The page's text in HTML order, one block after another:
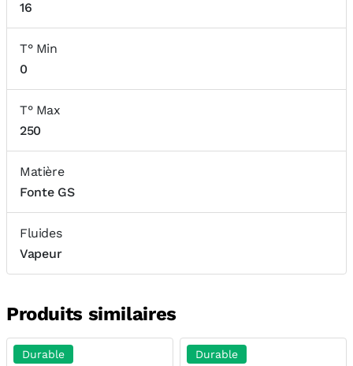
16
T° Min
0
T° Max
250
Matière
Fonte GS
Fluides
Vapeur
Produits similaires
Durable Durable